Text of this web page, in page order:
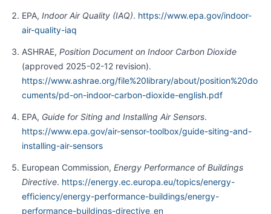
EPA, Indoor Air Quality (IAQ). https://www.epa.gov/indoor-
air-quality-iaq
ASHRAE, Position Document on Indoor Carbon Dioxide
(approved 2025-02-12 revision).
https://www.ashrae.org/file%20library/about/position%20do
cuments/pd-on-indoor-carbon-dioxide-english.pdf
EPA, Guide for Siting and Installing Air Sensors.
https://www.epa.gov/air-sensor-toolbox/guide-siting-and-
installing-air-sensors
European Commission, Energy Performance of Buildings
Directive. https://energy.ec.europa.eu/topics/energy-
efficiency/energy-performance-buildings/energy-
performance-buildings-directive_en